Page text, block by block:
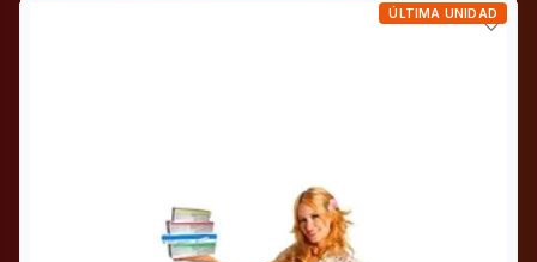
ÚLTIMA UNIDAD